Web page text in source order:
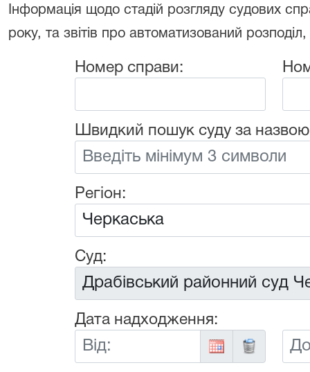
Інформація щодо стадій розгляду судових
року, та звітів про автоматизований
Номер справи:
Швидкий пошук суду за
Регіон:
Суд:
Дата надходження:
Від:
До: